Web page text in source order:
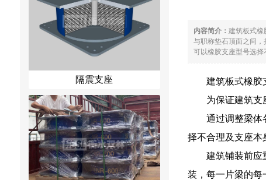
隔震支座
内容简介： 建筑板式橡
与职称垫石顶面之间
可以橡胶支座型号选
建筑板式橡胶
为保证建筑支
通过调整梁体
择不合理及支座本
建筑铺装前应
装，每一片梁的每